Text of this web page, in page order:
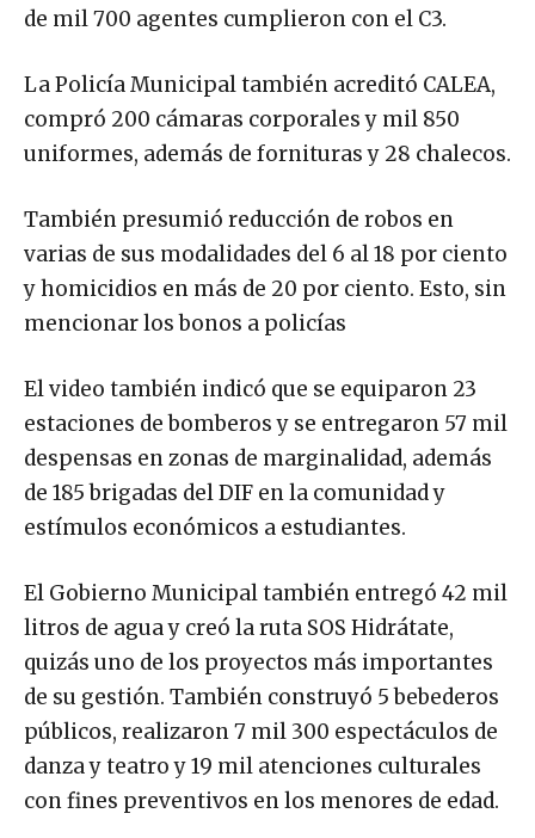
de mil 700 agentes cumplieron con el C3.
La Policía Municipal también acreditó CALEA,
compró 200 cámaras corporales y mil 850
uniformes, además de fornituras y 28 chalecos.
También presumió reducción de robos en
varias de sus modalidades del 6 al 18 por ciento
y homicidios en más de 20 por ciento. Esto, sin
mencionar los bonos a policías
El video también indicó que se equiparon 23
estaciones de bomberos y se entregaron 57 mil
despensas en zonas de marginalidad, además
de 185 brigadas del DIF en la comunidad y
estímulos económicos a estudiantes.
El Gobierno Municipal también entregó 42 mil
litros de agua y creó la ruta SOS Hidrátate,
quizás uno de los proyectos más importantes
de su gestión. También construyó 5 bebederos
públicos, realizaron 7 mil 300 espectáculos de
danza y teatro y 19 mil atenciones culturales
con fines preventivos en los menores de edad.